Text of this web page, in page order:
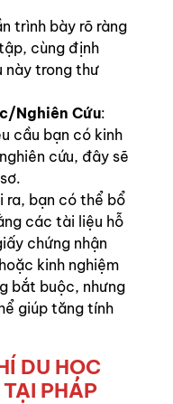
trình bày rõ ràng
cùng định
này trong thư
Nghiên Cứu:
cầu bạn có kinh
cứu, đây sẽ
ra, bạn có thể bổ
các tài liệu hỗ
chứng nhận
kinh nghiệm
bắt buộc, nhưng
giúp tăng tính
DU HỌC
PHÁP